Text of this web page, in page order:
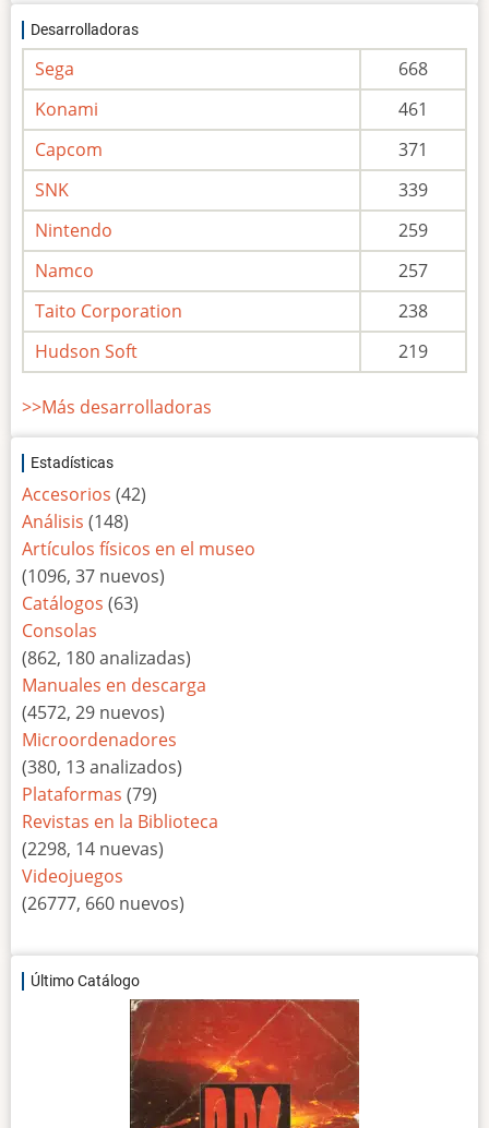
Desarrolladoras
Sega
668
Konami
461
Capcom
371
SNK
339
Nintendo
259
Namco
257
Taito Corporation
238
Hudson Soft
219
>>Más desarrolladoras
Estadísticas
Accesorios (42)
Análisis (148)
Artículos físicos en el museo
(1096, 37 nuevos)
Catálogos (63)
Consolas
(862, 180 analizadas)
Manuales en descarga
(4572, 29 nuevos)
Microordenadores
(380, 13 analizados)
Plataformas (79)
Revistas en la Biblioteca
(2298, 14 nuevas)
Videojuegos
(26777, 660 nuevos)
Último Catálogo